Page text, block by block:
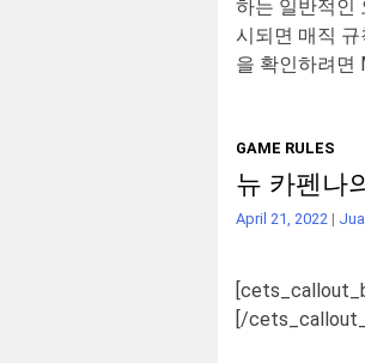
하는 일반적인
시되면 매직
을 확인하려면
GAME RULES
뉴 카펜나
April 21, 2022 |
[/